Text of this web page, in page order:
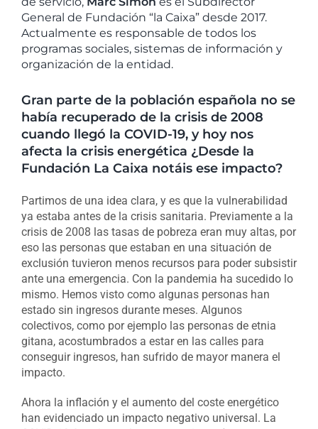
General de Fundación “la Caixa” desde 2017.
Actualmente es responsable de todos los
programas sociales, sistemas de información y
organización de la entidad.
Gran parte de la población española no se
había recuperado de la crisis de 2008
cuando llegó la COVID-19, y hoy nos
afecta la crisis energética ¿Desde la
Fundación La Caixa notáis ese impacto?
Partimos de una idea clara, y es que la vulnerabilidad
ya estaba antes de la crisis sanitaria. Previamente a la
crisis de 2008 las tasas de pobreza eran muy altas, por
eso las personas que estaban en una situación de
exclusión tuvieron menos recursos para poder subsistir
ante una emergencia. Con la pandemia ha sucedido lo
mismo. Hemos visto como algunas personas han
estado sin ingresos durante meses. Algunos
colectivos, como por ejemplo las personas de etnia
gitana, acostumbrados a estar en las calles para
conseguir ingresos, han sufrido de mayor manera el
impacto.
Ahora la inflación y el aumento del coste energético
han evidenciado un impacto negativo universal. La